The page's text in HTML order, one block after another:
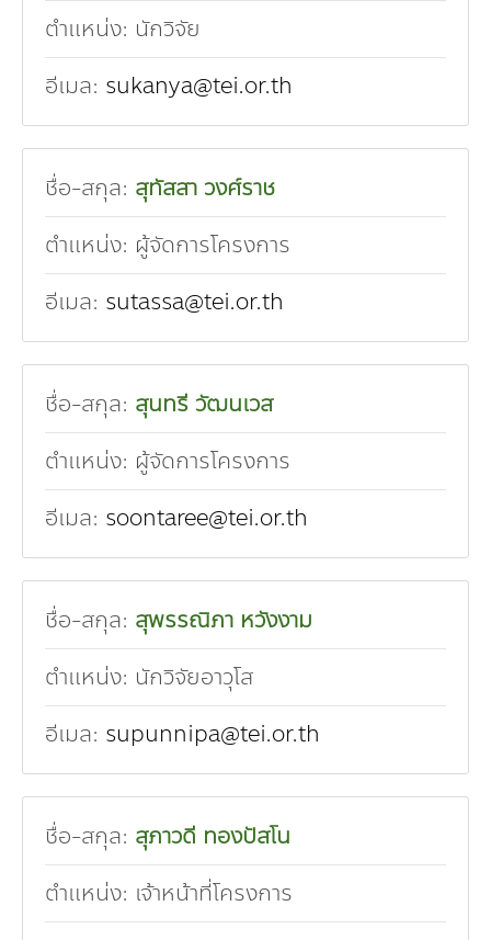
ตำแหน่ง: นักวิจัย
อีเมล: sukanya@tei.or.th
ชื่อ-สกุล: สุทัสสา วงศ์ราช
ตำแหน่ง: ผู้จัดการโครงการ
อีเมล: sutassa@tei.or.th
ชื่อ-สกุล: สุนทรี วัฒนเวส
ตำแหน่ง: ผู้จัดการโครงการ
อีเมล: soontaree@tei.or.th
ชื่อ-สกุล: สุพรรณิภา หวังงาม
ตำแหน่ง: นักวิจัยอาวุโส
อีเมล: supunnipa@tei.or.th
ชื่อ-สกุล: สุภาวดี ทองปัสโน
ตำแหน่ง: เจ้าหน้าที่โครงการ